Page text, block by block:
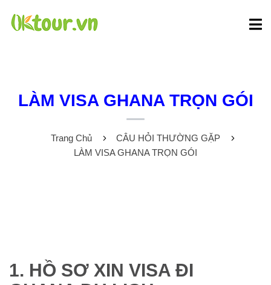
LÀM VISA GHANA TRỌN GÓI
Trang Chủ
CÂU HỎI THƯỜNG GẶP
LÀM VISA GHANA TRỌN GÓI
1. HỒ SƠ XIN VISA ĐI